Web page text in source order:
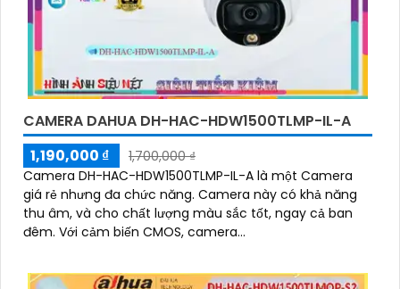
CAMERA DAHUA DH-HAC-HDW1500TLMP-IL-A
1,190,000 ₫
1,700,000 ₫
Camera DH-HAC-HDW1500TLMP-IL-A là một Camera
giá rẻ nhưng đa chức năng. Camera này có khả năng
thu âm, và cho chất lượng màu sắc tốt, ngay cả ban
đêm. Với cảm biến CMOS, camera...